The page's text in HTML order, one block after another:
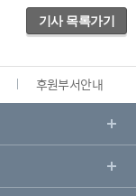
기사 목록가기
후원부서안내